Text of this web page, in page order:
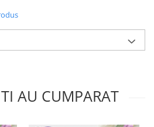
AU CUMPARAT